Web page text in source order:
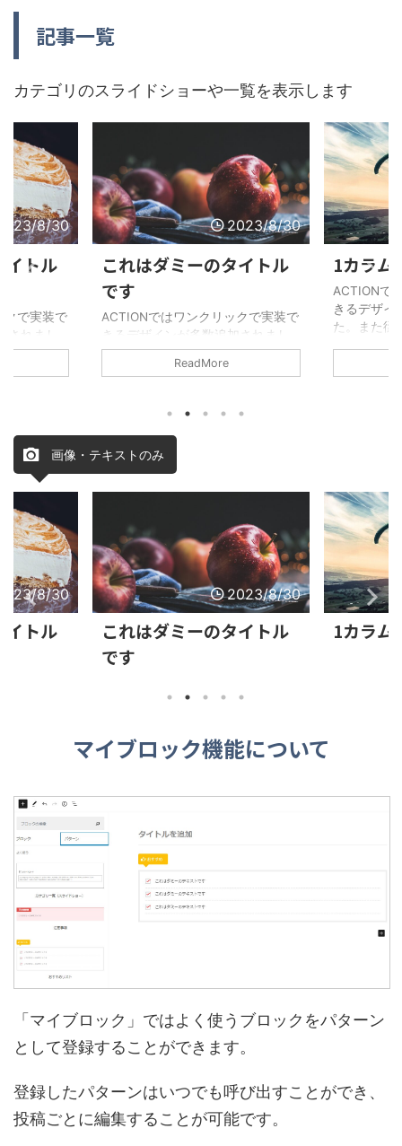
記事一覧
カテゴリのスライドショーや一覧を表示します
8/30
イトル
クで実装で
れまし
ン
2023/8/30
これはダミーのタイトル
です
ACTIONではワンクリックで実装で
きるデザインが多数追加されまし
た。また従来のバージョン
（WING）と比較してGutenbergブ
ReadMore
1カラム
ACTIONで
きるデザイ
た。また従
ています。
画像・テキストのみ
8/30
イトル
2023/8/30
これはダミーのタイトル
です
1カラム
マイブロック機能について
「マイブロック」ではよく使うブロックをパターン
として登録することができます。
登録したパターンはいつでも呼び出すことができ、
投稿ごとに編集することが可能です。